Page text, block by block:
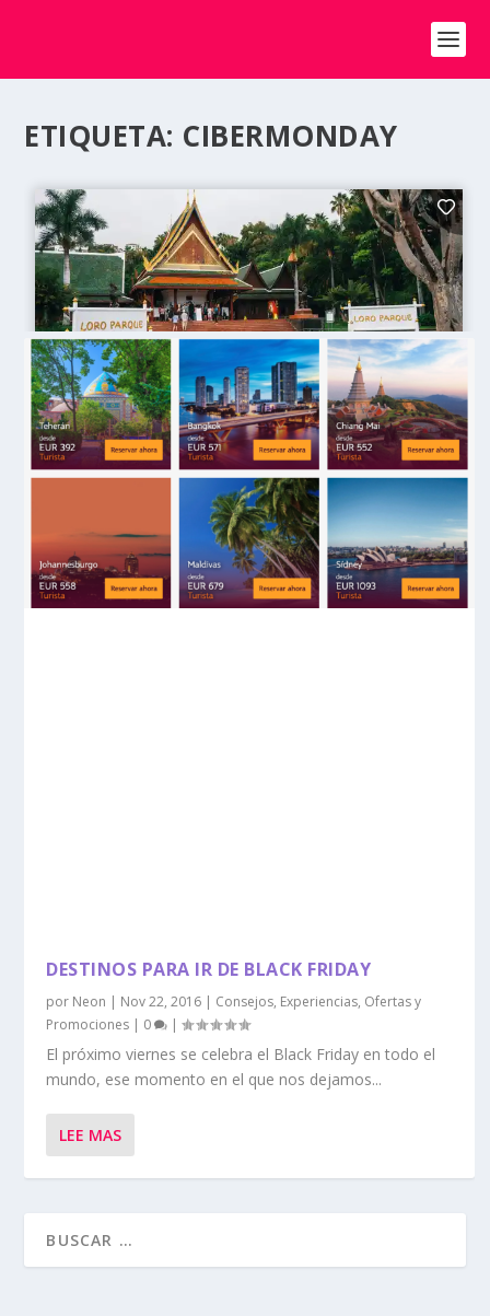
ETIQUETA: CIBERMONDAY
DESTINOS PARA IR DE BLACK FRIDAY
por Neon | Nov 22, 2016 | Consejos, Experiencias, Ofertas y
Promociones | 0 |
El próximo viernes se celebra el Black Friday en todo el
mundo, ese momento en el que nos dejamos...
LEE MAS